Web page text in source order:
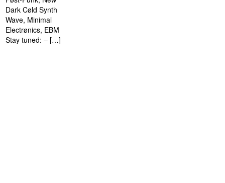
Dark Cøld Synth
Wave, Minimal
Electrønics, EBM
Stay tuned: – […]